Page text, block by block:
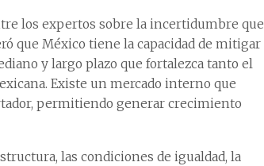
los expertos sobre la incertidumbre que
que México tiene la capacidad de mitigar
y largo plazo que fortalezca tanto el
Existe un mercado interno que
permitiendo generar crecimiento
las condiciones de igualdad, la